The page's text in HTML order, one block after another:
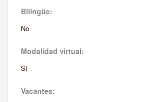
Bilingüe:
No
Modalidad virtual:
Sí
Vacantes: